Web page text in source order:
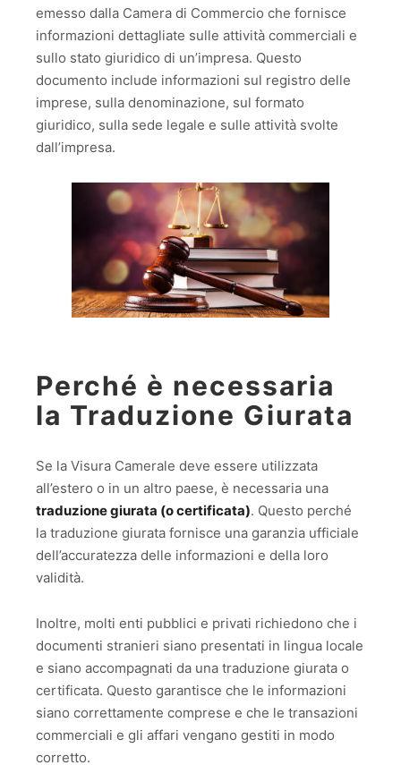
emesso dalla Camera di Commercio che fornisce
informazioni dettagliate sulle attività commerciali e
sullo stato giuridico di un’impresa. Questo
documento include informazioni sul registro delle
imprese, sulla denominazione, sul formato
giuridico, sulla sede legale e sulle attività svolte
dall’impresa.
Perché è necessaria
la Traduzione Giurata
Se la Visura Camerale deve essere utilizzata
all’estero o in un altro paese, è necessaria una
traduzione giurata (o certificata). Questo perché
la traduzione giurata fornisce una garanzia ufficiale
dell’accuratezza delle informazioni e della loro
validità.
Inoltre, molti enti pubblici e privati richiedono che i
documenti stranieri siano presentati in lingua locale
e siano accompagnati da una traduzione giurata o
certificata. Questo garantisce che le informazioni
siano correttamente comprese e che le transazioni
commerciali e gli affari vengano gestiti in modo
corretto.